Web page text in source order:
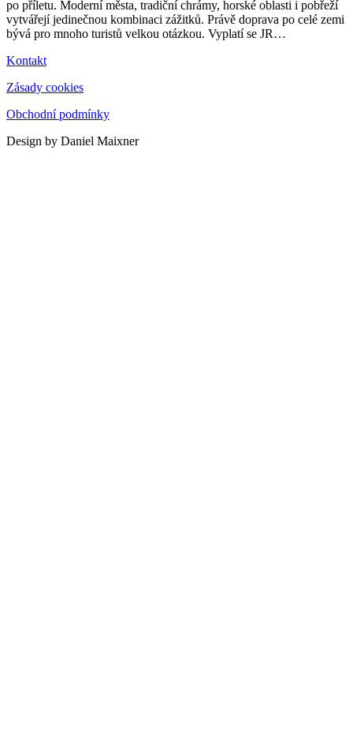
po příletu. Moderní města, tradiční chrámy, horské oblasti i pobřeží
vytvářejí jedinečnou kombinaci zážitků. Právě doprava po celé zemi
bývá pro mnoho turistů velkou otázkou. Vyplatí se JR…
Kontakt
Zásady cookies
Obchodní podmínky
Design by Daniel Maixner